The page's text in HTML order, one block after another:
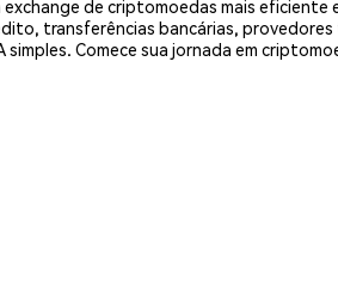
exchange de criptomoedas mais
transferências bancárias,
Comece sua jornada em